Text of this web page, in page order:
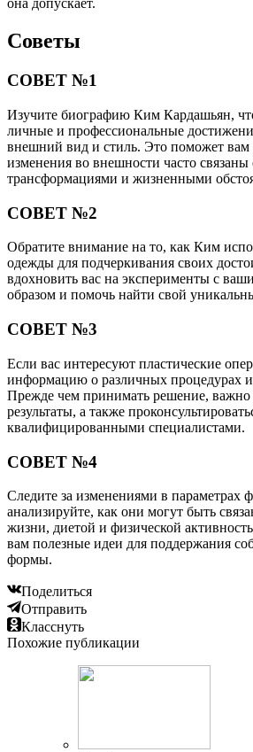
она допускает.
Советы
СОВЕТ №1
Изучите биографию Ким Кардашьян,
личные и профессиональные
внешний вид и стиль. Это поможет вам
изменения во внешности часто
трансформациями и жизненными
СОВЕТ №2
Обратите внимание на то, как Ким
одежды для подчеркивания своих
вдохновить вас на эксперименты с
образом и помочь найти свой
СОВЕТ №3
Если вас интересуют пластические
информацию о различных процедурах и
Прежде чем принимать решение, важно
результаты, а также
квалифицированными специалистами.
СОВЕТ №4
Следите за изменениями в параметрах
анализируйте, как они могут быть
жизни, диетой и физической
вам полезные идеи для поддержания
формы.
Поделиться
Отправить
Класснуть
Похожие публикации